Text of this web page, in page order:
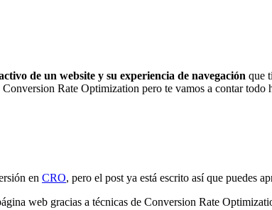
de un website y su experiencia de navegación que
Rate Optimization pero te vamos a contar todo
en CRO, pero el post ya está escrito así que puedes
web gracias a técnicas de Conversion Rate